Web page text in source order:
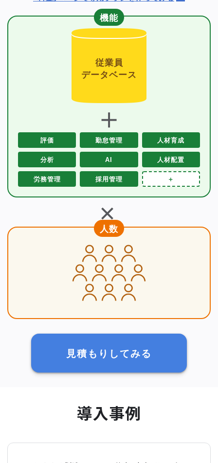
機能
従業員
データベース
＋
評価 勤怠管理 人材育成
分析 AI 人材配置
労務管理 採用管理 ＋
＋
人数
見積もりしてみる
導入事例